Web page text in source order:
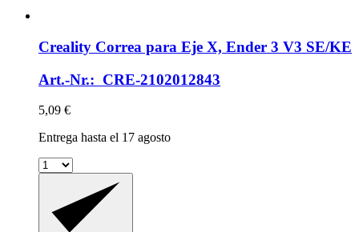
Creality Correa para Eje X, Ender 3 V3 SE/KE
Art.-Nr.: CRE-2102012843
5,09 €
Entrega hasta el 17 agosto